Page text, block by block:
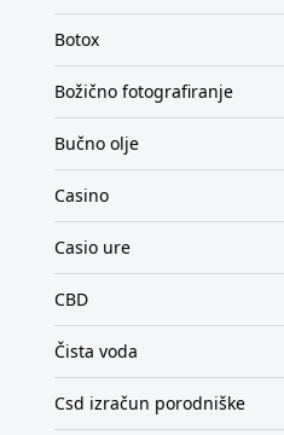
Botox
Božično fotografiranje
Bučno olje
Casino
Casio ure
CBD
Čista voda
Csd izračun porodniške